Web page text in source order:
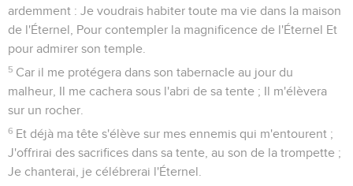
ardemment : Je voudrais habiter toute ma vie dans la maison
de l'Éternel, Pour contempler la magnificence de l'Éternel Et
pour admirer son temple.
5 Car il me protégera dans son tabernacle au jour du
malheur, Il me cachera sous l'abri de sa tente ; Il m'élèvera
sur un rocher.
6 Et déjà ma tête s'élève sur mes ennemis qui m'entourent ;
J'offrirai des sacrifices dans sa tente, au son de la trompette ;
Je chanterai, je célébrerai l'Éternel.